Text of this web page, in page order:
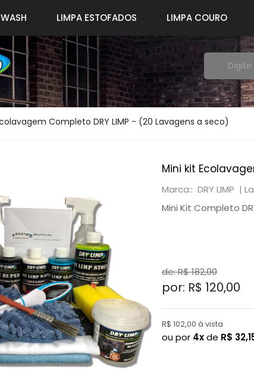
LIMPA ESTOFADOS LIMPA COURO
Completo DRY LIMP - (20 Lavagens a seco)
Mini kit
Marca:: DRY LIMP |
Mini Kit Completo
de: R$182,00
por: R$ 120,00
R$ 102,00 à vista
ou por 4xde R$